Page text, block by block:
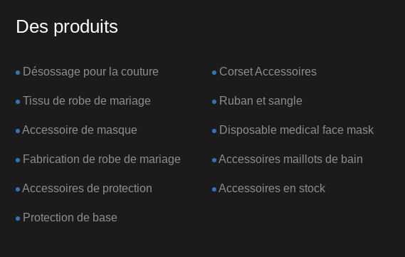
Des produits
Désossage pour la couture Corset Accessoires
Tissu de robe de mariage Ruban et sangle
Accessoire de masque Disposable medical face mask
Fabrication de robe de mariage Accessoires maillots de bain
Accessoires de protection Accessoires en stock
Protection de base